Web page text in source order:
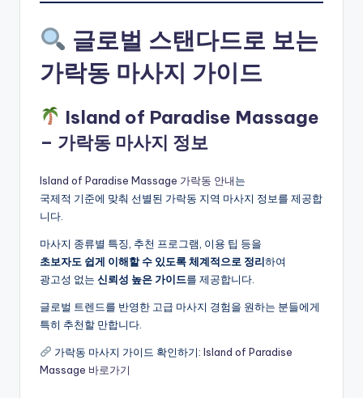
글로벌 스탠다드로 보는
가락동 마사지 가이드
Island of Paradise Massage
– 가락동 마사지 정보
Island of Paradise Massage 가락동 안내는
국제적 기준에 맞춰 선별된 가락동 지역 마사지 정보를 제공합
니다.
마사지 종류별 특징, 추천 프로그램, 이용 팁 등을
초보자도 쉽게 이해할 수 있도록 체계적으로 정리하여
광고성 없는 신뢰성 높은 가이드를 제공합니다.
글로벌 트렌드를 반영한 고급 마사지 경험을 원하는 분들에게
특히 추천할 만합니다.
가락동 마사지 가이드 확인하기: Island of Paradise
Massage 바로가기